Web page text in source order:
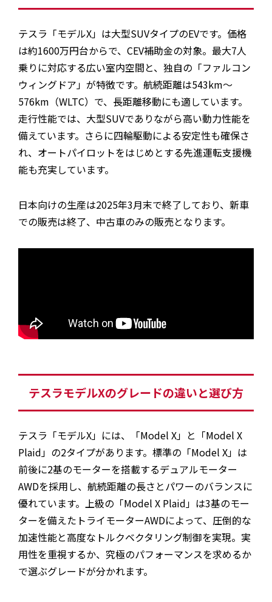
テスラ「モデルX」は大型SUVタイプのEVです。価格
は約1600万円台からで、CEV補助金の対象。最大7人
乗りに対応する広い室内空間と、独自の「ファルコン
ウィングドア」が特徴です。航続距離は543km〜
576km（WLTC）で、長距離移動にも適しています。
走行性能では、大型SUVでありながら高い動力性能を
備えています。さらに四輪駆動による安定性も確保さ
れ、オートパイロットをはじめとする先進運転支援機
能も充実しています。
日本向けの生産は2025年3月末で終了しており、新車
での販売は終了、中古車のみの販売となります。
テスラモデルXのグレードの違いと選び方
テスラ「モデルX」には、「Model X」と「Model X
Plaid」の2タイプがあります。標準の「Model X」は
前後に2基のモーターを搭載するデュアルモーター
AWDを採用し、航続距離の長さとパワーのバランスに
優れています。上級の「Model X Plaid」は3基のモー
ターを備えたトライモーターAWDによって、圧倒的な
加速性能と高度なトルクベクタリング制御を実現。実
用性を重視するか、究極のパフォーマンスを求めるか
で選ぶグレードが分かれます。